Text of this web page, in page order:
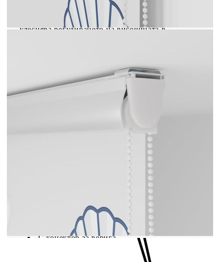
надеждна работа във времето.Безопасност за
деца и възможност за регулиране: Ролетната
щора е снабдена с верижен съединител, който
улеснява регулирането на височината в
място, недостъпно за малки деца. Връзките
могат да се увият около врата на детето.
Модел: Морска звезда
Материал: PEVA (полиетилен-
Материал на горната релса: Алуминий
Широчина на плата: 116 см (допустимото
С разлика: 4 см
Включени са монтажни аксесоари
С конектор за верига